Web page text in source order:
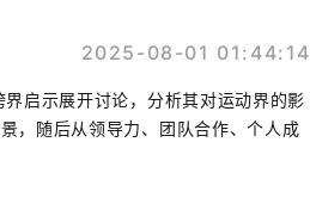
2025-08-01 01:44:14
启示展开讨论，分析其对运动界的影
，随后从领导力、团队合作、个人成